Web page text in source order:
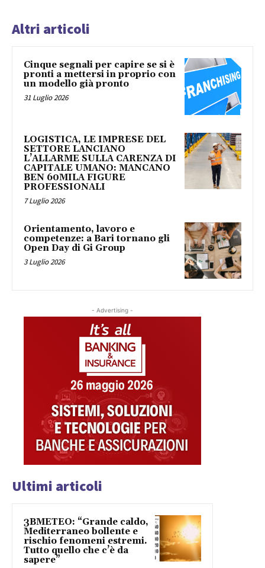
Altri articoli
Cinque segnali per capire se si è
pronti a mettersi in proprio con
un modello già pronto
31 Luglio 2026
LOGISTICA, LE IMPRESE DEL
SETTORE LANCIANO
L’ALLARME SULLA CARENZA DI
CAPITALE UMANO: MANCANO
BEN 60MILA FIGURE
PROFESSIONALI
7 Luglio 2026
Orientamento, lavoro e
competenze: a Bari tornano gli
Open Day di Gi Group
3 Luglio 2026
- Advertising -
Ultimi articoli
3BMETEO: “Grande caldo,
Mediterraneo bollente e
rischio fenomeni estremi.
Tutto quello che c’è da
sapere”